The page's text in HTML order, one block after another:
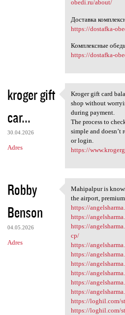
obedi.ru/about/
Доставка
https://dostafka-
Комплексные
https://dostafka-
kroger gift
car...
30.04.2026
Adres
Kroger gift card
Kroger gift card
shop without
during payment.
The process to
simple and doesn’t
or login.
https://
Robby
Benson
04.05.2026
Adres
Mahipalpur is
Mahipalpur is
the airport,
https://
https://
https://
cp/
https://
https://
https://
https://
https://
https://
https://loghil.com/
https://loghil.com/